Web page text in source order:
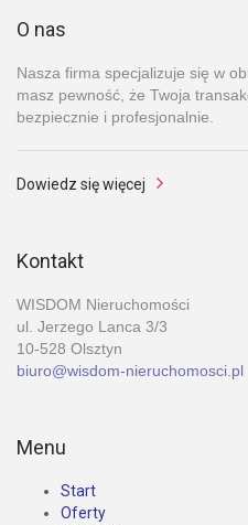
O nas
Nasza firma specjalizuje się w
masz pewność, że Twoja
bezpiecznie i profesjonalnie.
Dowiedz się więcej
Kontakt
WISDOM Nieruchomości
ul. Jerzego Lanca 3/3
10-528 Olsztyn
biuro@wisdom-nieruchomosci.pl
Menu
Start
Oferty